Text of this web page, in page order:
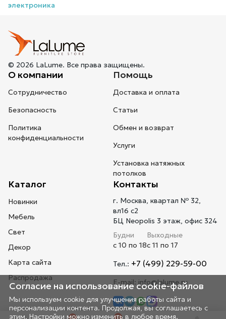
0 0
электроника
© 2026 LaLume. Все права защищены.
О компании
Сотрудничество
Безопасность
Политика
конфиденциальности
Помощь
Доставка и оплата
Статьи
Обмен и возврат
Услуги
Установка натяжных
потолков
Каталог
Новинки
Мебель
Свет
Декор
Карта сайта
Распродажа
Контакты
г. Москва, квартал № 32,
вл16 с2
БЦ Neopolis 3 этаж, офис 324
Будни
с 10 по 18
Выходные
с 11 по 17
Тел.: +7 (499) 229-59-00
E-mail: info@lalume.ru
Согласие на использование cookie-файлов
Мы используем cookie для улучшения работы сайта и
персонализации контента. Продолжая, вы соглашаетесь с
этим. Настройки можно изменить в любое время.